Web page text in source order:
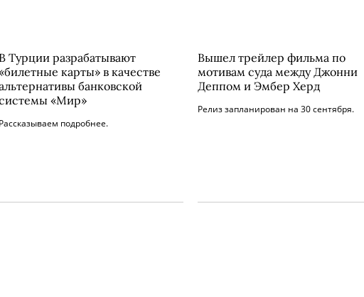
В Турции разрабатывают
карты» в качестве
банковской
«Мир»
Рассказываем подробнее.
Вышел трейлер фильма по
мотивам суда между Джонни
Деппом и Эмбер Херд
Релиз запланирован на 30 сентября.